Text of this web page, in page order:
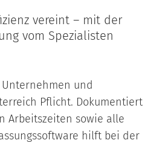
vereint – mit der
vom Spezialisten
und
Pflicht. Dokumentiert
Arbeitszeiten sowie alle
hilft bei der